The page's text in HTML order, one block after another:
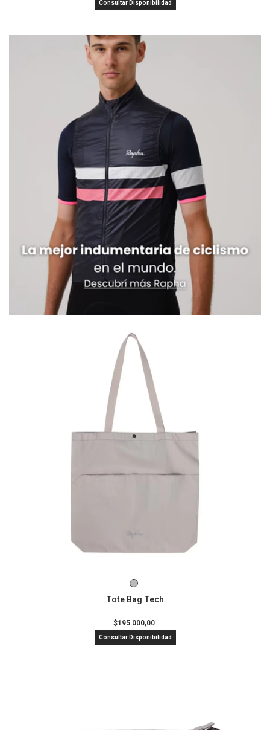
Consultar Disponibilidad
Tote Bag Tech
$195.000,00
Consultar Disponibilidad